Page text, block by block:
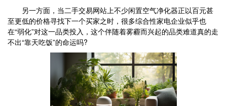
另一方面，当二手交易网站上不少闲置空气净化器正以百元甚
至更低的价格寻找下一个买家之时，很多综合性家电企业似乎也
在“弱化”对这一品类投入，这个伴随着雾霾而兴起的品类难道真的走
不出“靠天吃饭”的命运吗?